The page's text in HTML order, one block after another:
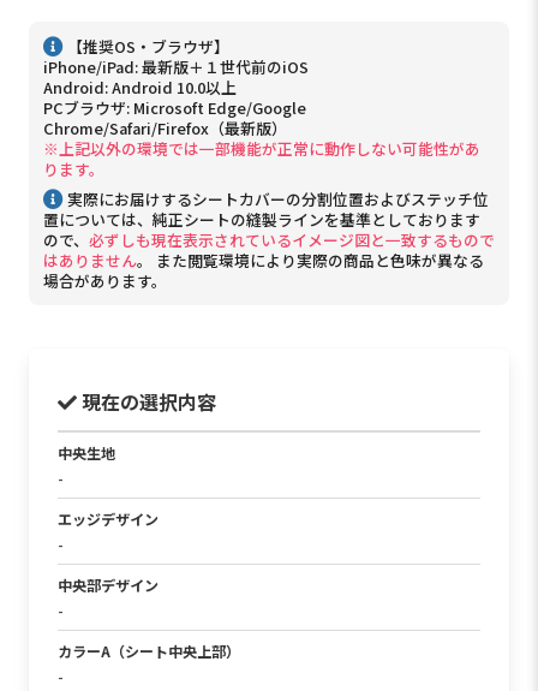
【推奨OS・ブラウザ】
iPhone/iPad: 最新版＋１世代前のiOS
Android: Android 10.0以上
PCブラウザ: Microsoft Edge/Google
Chrome/Safari/Firefox（最新版）
※上記以外の環境では一部機能が正常に動作しない可能性があ
ります。
実際にお届けするシートカバーの分割位置およびステッチ位
置については、純正シートの縫製ラインを基準としております
ので、 必ずしも現在表示されているイメージ図と一致するもので
はありません。 また閲覧環境により実際の商品と色味が異なる
場合があります。
現在の選択内容
中央生地
-
エッジデザイン
-
中央部デザイン
-
カラーA（シート中央上部）
-